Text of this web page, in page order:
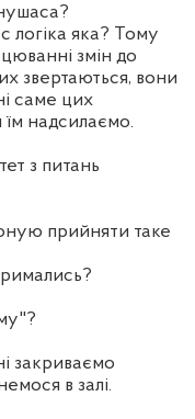
яка? Тому
змін до
звертаються, вони
саме цих
надсилаємо.
з питань
прийняти таке
закриваємо
в залі.